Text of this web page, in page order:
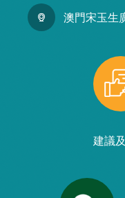
澳門宋玉生
建議